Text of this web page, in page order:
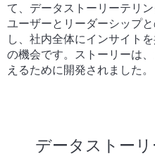
て、データストーリーテリ
ユーザーとリーダーシップ
し、社内全体にインサイト
の機会です。ストーリーは
えるために開発されました。
データストー